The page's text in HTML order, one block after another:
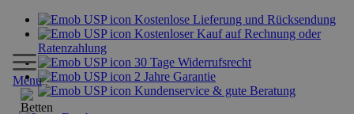
Kostenlose Lieferung und Rücksendung
Kostenloser Kauf auf Rechnung oder
Ratenzahlung
30 Tage Widerrufsrecht
2 Jahre Garantie
Kundenservice & gute Beratung
Menu